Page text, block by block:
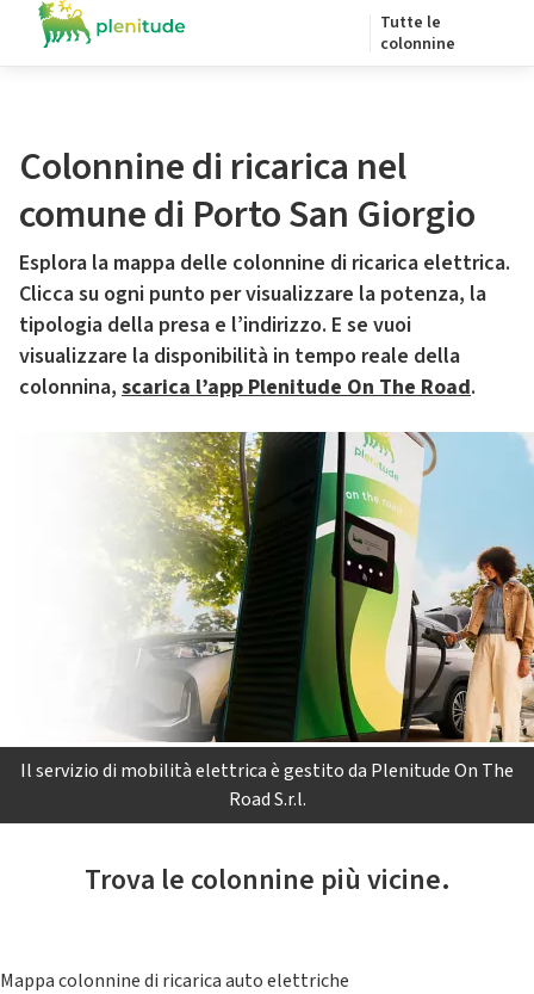
Tutte le
colonnine
Colonnine di ricarica nel
comune di Porto San Giorgio
Esplora la mappa delle colonnine di ricarica elettrica.
Clicca su ogni punto per visualizzare la potenza, la
tipologia della presa e l’indirizzo. E se vuoi
visualizzare la disponibilità in tempo reale della
colonnina, scarica l’app Plenitude On The Road.
Il servizio di mobilità elettrica è gestito da Plenitude On The
Road S.r.l.
Trova le colonnine più vicine.
Mappa colonnine di ricarica auto elettriche